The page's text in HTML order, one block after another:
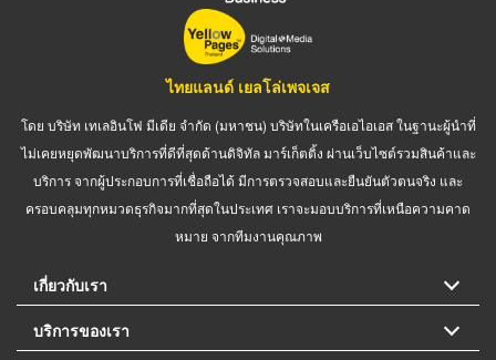
ไทยแลนด์ เยลโล่เพจเจส
โดย บริษัท เทเลอินโฟ มีเดีย จำกัด (มหาชน) บริษัทในเครือเอไอเอส ในฐานะผู้นำที่
ไม่เคยหยุดพัฒนาบริการที่ดีที่สุดด้านดิจิทัล มาร์เก็ตติ้ง ผ่านเว็บไซต์รวมสินค้าและ
บริการ จากผู้ประกอบการที่เชื่อถือได้ มีการตรวจสอบและยืนยันตัวตนจริง และ
ครอบคลุมทุกหมวดธุรกิจมากที่สุดในประเทศ เราจะมอบบริการที่เหนือความคาด
หมาย จากทีมงานคุณภาพ
เกี่ยวกับเรา
บริการของเรา